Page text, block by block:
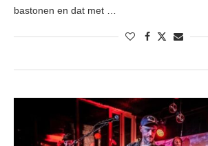
bastonen en dat met …